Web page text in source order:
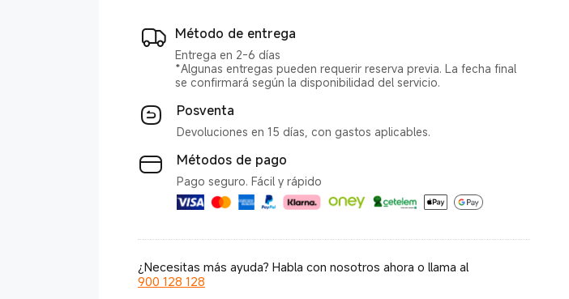
Método de entrega
Entrega en 2-6 días
*Algunas entregas pueden requerir reserva previa. La fecha final
se confirmará según la disponibilidad del servicio.
Posventa
Devoluciones en 15 días, con gastos aplicables.
Métodos de pago
Pago seguro. Fácil y rápido
¿Necesitas más ayuda? Habla con nosotros ahora o llama al
900 128 128